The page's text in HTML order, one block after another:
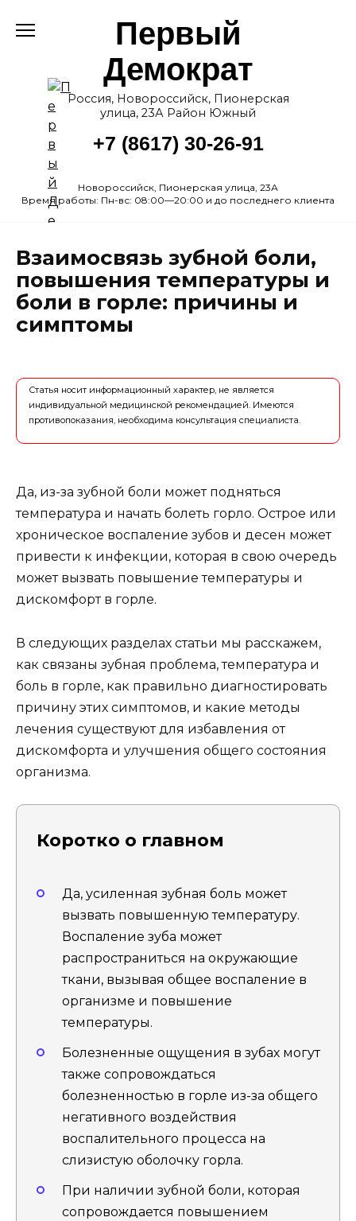
Первый
Демократ
Россия, Новороссийск, Пионерская
улица, 23А Район Южный
+7 (8617) 30-26-91
Новороссийск, Пионерская улица, 23А
Время работы: Пн-вс: 08:00—20:00 и до последнего клиента
Взаимосвязь зубной боли,
повышения температуры и
боли в горле: причины и
симптомы
Статья носит информационный характер, не является
индивидуальной медицинской рекомендацией. Имеются
противопоказания, необходима консультация специалиста.
Да, из-за зубной боли может подняться
температура и начать болеть горло. Острое или
хроническое воспаление зубов и десен может
привести к инфекции, которая в свою очередь
может вызвать повышение температуры и
дискомфорт в горле.
В следующих разделах статьи мы расскажем,
как связаны зубная проблема, температура и
боль в горле, как правильно диагностировать
причину этих симптомов, и какие методы
лечения существуют для избавления от
дискомфорта и улучшения общего состояния
организма.
Коротко о главном
Да, усиленная зубная боль может
вызвать повышенную температуру.
Воспаление зуба может
распространиться на окружающие
ткани, вызывая общее воспаление в
организме и повышение
температуры.
Болезненные ощущения в зубах могут
также сопровождаться
болезненностью в горле из-за общего
негативного воздействия
воспалительного процесса на
слизистую оболочку горла.
При наличии зубной боли, которая
сопровождается повышением